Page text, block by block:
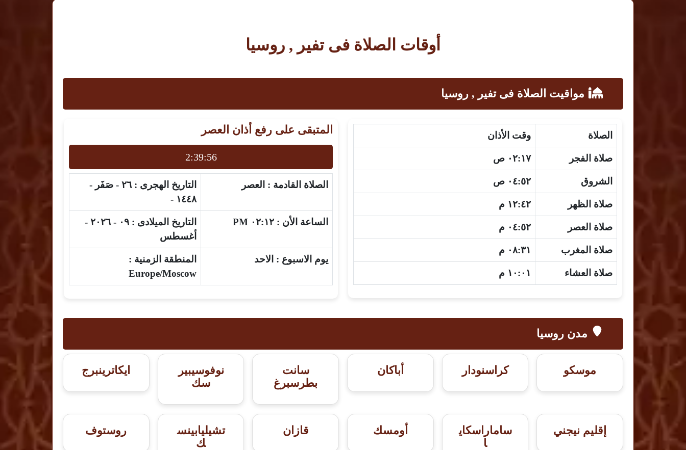
أوقات الصلاة فى تفير , روسيا
مواقيت الصلاة فى تفير , روسيا
الصلاة وقت الأذان
صلاة الفجر ٠٢:١٧ ص
الشروق ٠٤:٥٢ ص
صلاة الظهر ١٢:٤٢ م
صلاة العصر ٠٤:٥٢ م
صلاة المغرب ٠٨:٣١ م
صلاة العشاء ١٠:٠١ م
المتبقى على رفع أذان العصر
2:39:55
الصلاة القادمة : العصر التاريخ الهجرى :
٢٦ - صَفَر -
١٤٤٨ -
الساعة الأن : التاريخ الميلادى :
٠٩ - ٢٠٢٦ -
أغسطس
يوم الاسبوع : الاحد
المنطقة الزمنية :
Europe/Moscow
مدن روسيا
موسكو كراسنودار أباكان
سانت
بطرسبرغ
نوفوسيبير
سك
ايكاترينبرج
إقليم نيجني
ساماراسكاي
ا
أومسك قازان
تشيليابينس
ك
روستوف